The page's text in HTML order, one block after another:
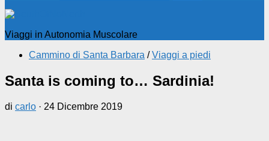
Viaggi in Autonomia Muscolare
Cammino di Santa Barbara / Viaggi a piedi
Santa is coming to… Sardinia!
di carlo · 24 Dicembre 2019